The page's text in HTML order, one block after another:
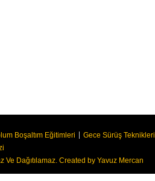
Boşaltım Eğitimleri Gece Sürüş Teknikleri
Dağıtılamaz. Created by Yavuz Mercan